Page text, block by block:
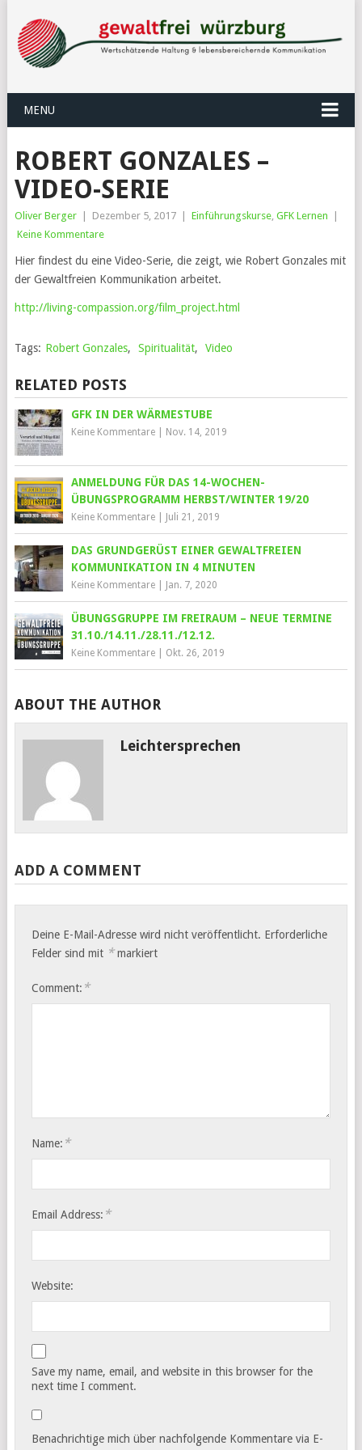
MENU
ROBERT GONZALES –
VIDEO-SERIE
Oliver Berger Dezember 5, 2017 Einführungskurse, GFK Lernen
Keine Kommentare
Hier findest du eine Video-Serie, die zeigt, wie Robert Gonzales mit
der Gewaltfreien Kommunikation arbeitet.
http://living-compassion.org/film_project.html
Tags: Robert Gonzales, Spiritualität, Video
RELATED POSTS
GFK IN DER WÄRMESTUBE
Keine Kommentare| Nov. 14, 2019
ANMELDUNG FÜR DAS 14-WOCHEN-
ÜBUNGSPROGRAMM HERBST/WINTER 19/20
Keine Kommentare| Juli 21, 2019
DAS GRUNDGERÜST EINER GEWALTFREIEN
KOMMUNIKATION IN 4 MINUTEN
Keine Kommentare| Jan. 7, 2020
ÜBUNGSGRUPPE IM FREIRAUM – NEUE TERMINE
31.10./14.11./28.11./12.12.
Keine Kommentare| Okt. 26, 2019
ABOUT THE AUTHOR
Leichtersprechen
ADD A COMMENT
Deine E-Mail-Adresse wird nicht veröffentlicht. Erforderliche
Felder sind mit *markiert
Comment: *
Name: *
Email Address: *
Website:
Save my name, email, and website in this browser for the
next time I comment.
Benachrichtige mich über nachfolgende Kommentare via E-